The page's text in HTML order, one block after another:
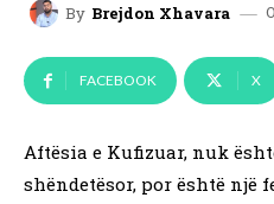
By Brejdon Xhavara
FACEBOOK X
Aftësia e Kufizuar, nuk
shëndetësor, por është një